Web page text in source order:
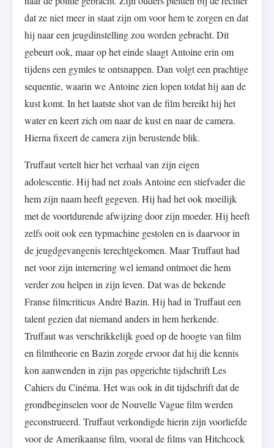
dat ze niet meer in staat zijn om voor hem te zorgen en dat
hij naar een jeugdinstelling zou worden gebracht. Dit
gebeurt ook, maar op het einde slaagt Antoine erin om
tijdens een gymles te ontsnappen. Dan volgt een prachtige
sequentie, waarin we Antoine zien lopen totdat hij aan de
kust komt. In het laatste shot van de film bereikt hij het
water en keert zich om naar de kust en naar de camera.
Hierna fixeert de camera zijn berustende blik.
Truffaut vertelt hier het verhaal van zijn eigen
adolescentie. Hij had net zoals Antoine een stiefvader die
hem zijn naam heeft gegeven. Hij had het ook moeilijk
met de voortdurende afwijzing door zijn moeder. Hij heeft
zelfs ooit ook een typmachine gestolen en is daarvoor in
de jeugdgevangenis terechtgekomen. Maar Truffaut had
net voor zijn internering wel iemand ontmoet die hem
verder zou helpen in zijn leven. Dat was de bekende
Franse filmcriticus André Bazin. Hij had in Truffaut een
talent gezien dat niemand anders in hem herkende.
Truffaut was verschrikkelijk goed op de hoogte van film
en filmtheorie en Bazin zorgde ervoor dat hij die kennis
kon aanwenden in zijn pas opgerichte tijdschrift Les
Cahiers du Cinéma. Het was ook in dit tijdschrift dat de
grondbeginselen voor de Nouvelle Vague film werden
geconstrueerd. Truffaut verkondigde hierin zijn voorliefde
voor de Amerikaanse film, vooral de films van Hitchcock